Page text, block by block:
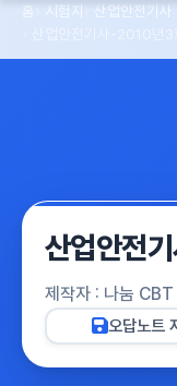
홈 시험지
산업안전기
산업안전
제작자 : 나눔 CBT
오답노트